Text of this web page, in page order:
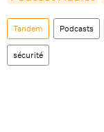
Tandem Podcasts
sécurité